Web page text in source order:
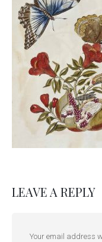
LEAVE A REPLY
Your email address